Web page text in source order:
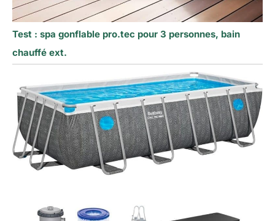
Test : spa gonflable pro.tec pour 3 personnes, bain
chauffé ext.